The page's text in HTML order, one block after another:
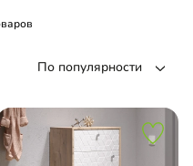
По популярности